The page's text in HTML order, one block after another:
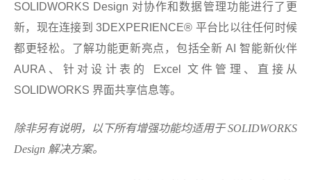
SOLIDWORKS Design 对协作和数据管理功能进行了更
新，现在连接到 3DEXPERIENCE® 平台比以往任何时候
都更轻松。了解功能更新亮点，包括全新 AI 智能新伙伴
AURA、针对设计表的 Excel 文件管理、直接从
SOLIDWORKS 界面共享信息等。
除非另有说明，以下所有增强功能均适用于 SOLIDWORKS
Design 解决方案。